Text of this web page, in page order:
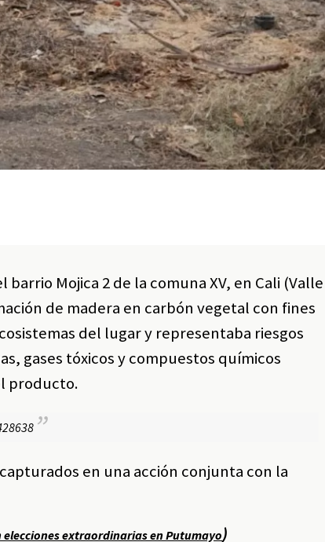
Mojica 2 de la comuna XV, en Cali (Valle
de madera en carbón vegetal con fines
del lugar y representaba riesgos
gases tóxicos y compuestos químicos
producto.
en una acción conjunta con la
extraordinarias en Putumayo)